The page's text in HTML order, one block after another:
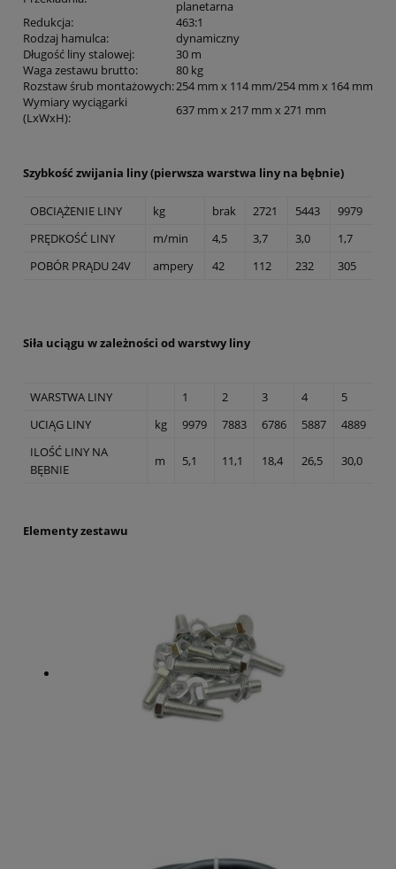
planetarna
Redukcja:
463:1
Rodzaj hamulca:
dynamiczny
Długość liny stalowej:
30 m
Waga zestawu brutto:
80 kg
Rozstaw śrub montażowych:254 mm x 114 mm/254 mm x 164 mm
Wymiary wyciągarki
(LxWxH): 637 mm x 217 mm x 271 mm
Szybkość zwijania liny (pierwsza warstwa liny na bębnie)
OBCIĄŻENIE LINY kg brak 2721 5443
9979
PRĘDKOŚĆ LINY
m/min 4,5 3,7 3,0
1,7
POBÓR PRĄDU 24V
ampery 42 112 232 305
Siła uciągu w zależności od warstwy liny
WARSTWA LINY 1 2 3 4
5
UCIĄG LINY
kg 9979 7883 6786 5887
4889
ILOŚĆ LINY NA
BĘBNIE
m 5,1 11,1 18,4 26,5 30,0
Elementy zestawu